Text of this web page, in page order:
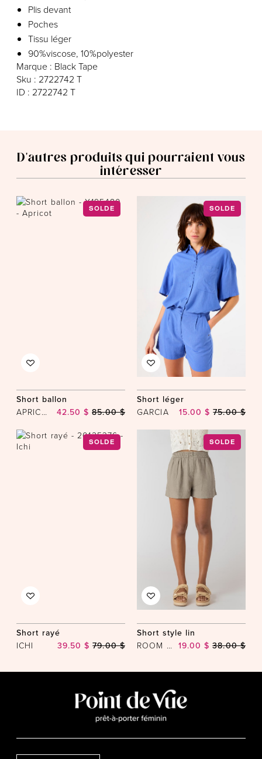
Plis devant
Poches
Tissu léger
90%viscose, 10%polyester
Marque : Black Tape
Sku : 2722742 T
ID : 2722742 T
D'autres produits qui pourraient vous
intéresser
SOLDE
Short ballon
APRICOT 42.50 $ 85.00 $
SOLDE
Short léger
GARCIA 15.00 $ 75.00 $
SOLDE
Short rayé
ICHI 39.50 $ 79.00 $
SOLDE
Short style lin
ROOM 34 19.00 $ 38.00 $